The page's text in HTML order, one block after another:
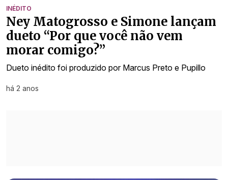
INÉDITO
Ney Matogrosso e Simone lançam
dueto “Por que você não vem
morar comigo?”
Dueto inédito foi produzido por Marcus Preto e Pupillo
há 2 anos